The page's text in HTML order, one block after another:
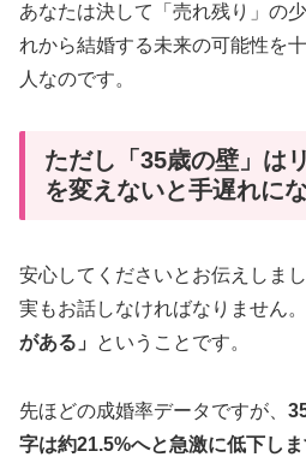
あなたは決して「売れ残り」の
れから結婚する未来の可能性を
人なのです。
ただし「35歳の壁」は
を変えないと手遅れに
安心してくださいとお伝えしま
実もお話しなければなりません。
がある」
ということです。
先ほどの成婚率データですが、
字は約21.5%へと急激に低下しま